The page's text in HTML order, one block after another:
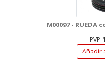
M00097 - RUEDA
PVP
Añadir